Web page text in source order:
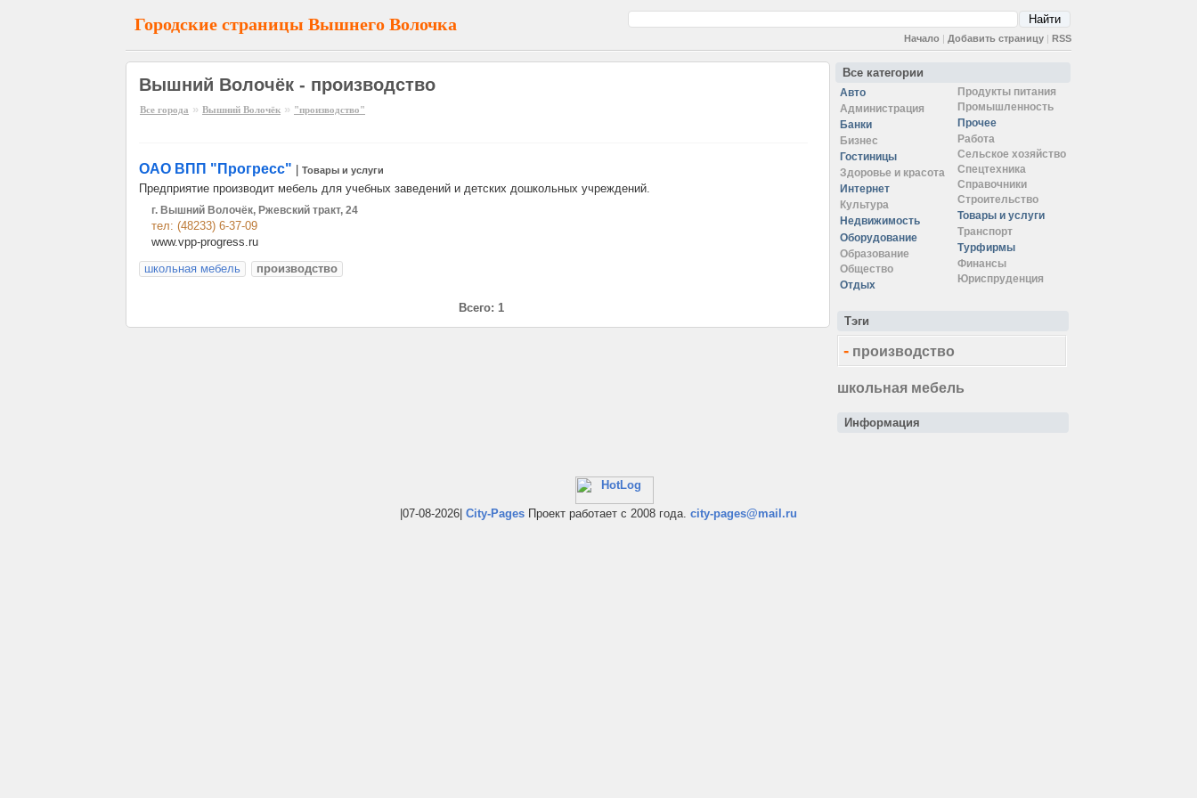
Городские страницы Вышнего Волочка
Начало | Добавить страницу | RSS
Вышний Волочёк - производство
Все города » Вышний Волочёк » "производство"
ОАО ВПП "Прогресс" Товары и услуги
Предприятие производит мебель для учебных заведений и детских дошкольных учреждений.
г. Вышний Волочёк, Ржевский тракт, 24
тел: (48233) 6-37-09
www.vpp-progress.ru
школьная мебель
производство
Всего: 1
Все категории
Авто
Администрация
Банки
Бизнес
Гостиницы
Здоровье и красота
Интернет
Культура
Недвижимость
Оборудование
Образование
Общество
Отдых
Продукты питания
Промышленность
Прочее
Работа
Сельское хозяйство
Спецтехника
Справочники
Строительство
Товары и услуги
Транспорт
Турфирмы
Финансы
Юриспруденция
Тэги
- производство
школьная мебель
Информация
|07-08-2026| City-Pages Проект работает с 2008 года. city-pages@mail.ru